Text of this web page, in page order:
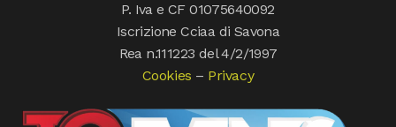
P. Iva e CF 01075640092
Iscrizione Cciaa di Savona
Rea n.111223 del 4/2/1997
Cookies – Privacy